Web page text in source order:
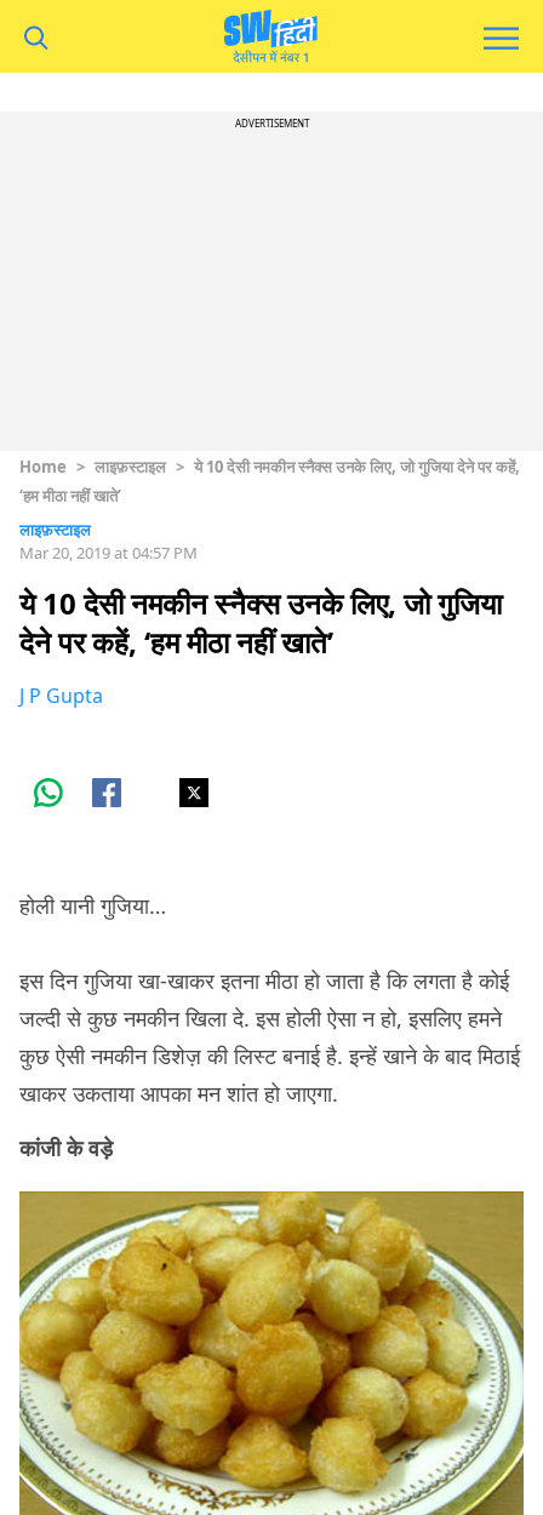
ADVERTISEMENT
Home > लाइफ़स्टाइल > ये 10 देसी नमकीन स्नैक्स उनके लिए, जो गुजिया देने पर कहें,
‘हम मीठा नहीं खाते’
लाइफ़स्टाइल
Mar 20, 2019 at 04:57 PM
ये 10 देसी नमकीन स्नैक्स उनके लिए, जो गुजिया
देने पर कहें, ‘हम मीठा नहीं खाते’
J P Gupta
होली यानी गुजिया…
इस दिन गुजिया खा-खाकर इतना मीठा हो जाता है कि लगता है कोई
जल्दी से कुछ नमकीन खिला दे. इस होली ऐसा न हो, इसलिए हमने
कुछ ऐसी नमकीन डिशेज़ की लिस्ट बनाई है. इन्हें खाने के बाद मिठाई
खाकर उकताया आपका मन शांत हो जाएगा.
कांजी के वड़े